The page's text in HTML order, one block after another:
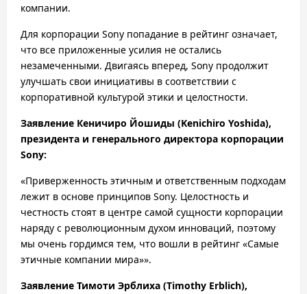
компании.
Для корпорации Sony попадание в рейтинг означает,
что все приложенные усилия не остались
незамеченными. Двигаясь вперед, Sony продолжит
улучшать свои инициативы в соответствии с
корпоративной культурой этики и целостности.
Заявление Кеничиро Йошиды (Kenichiro Yoshida),
президента и генерального директора корпорации
Sony:
«Приверженность этичным и ответственным подходам
лежит в основе принципов Sony. Целостность и
честность стоят в центре самой сущности корпорации
наряду с революционным духом инноваций, поэтому
мы очень гордимся тем, что вошли в рейтинг «Самые
этичные компании мира»».
Заявление Тимоти Эрблиха (Timothy Erblich),